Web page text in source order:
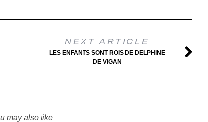
NEXT ARTICLE
LES ENFANTS SONT ROIS DE DELPHINE
DE VIGAN
may also like